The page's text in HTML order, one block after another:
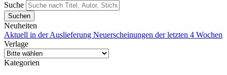
Suche
Neuheiten
Aktuell in der Auslieferung Neuerscheinungen der letzten 4 Wochen
Verlage
Kategorien